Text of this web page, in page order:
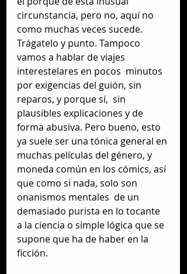
circunstancia, pero no, aquí no
como muchas veces sucede.
Trágatelo y punto. Tampoco
vamos a hablar de viajes
interestelares en pocos  minutos
por exigencias del guión, sin
reparos, y porque sí,  sin
plausibles explicaciones y de
forma abusiva. Pero bueno, esto
ya suele ser una tónica general en
muchas películas del género, y
moneda común en los cómics, así
que como si nada, solo son
onanismos mentales  de un
demasiado purista en lo tocante
a la ciencia o simple lógica que se
supone que ha de haber en la
ficción.